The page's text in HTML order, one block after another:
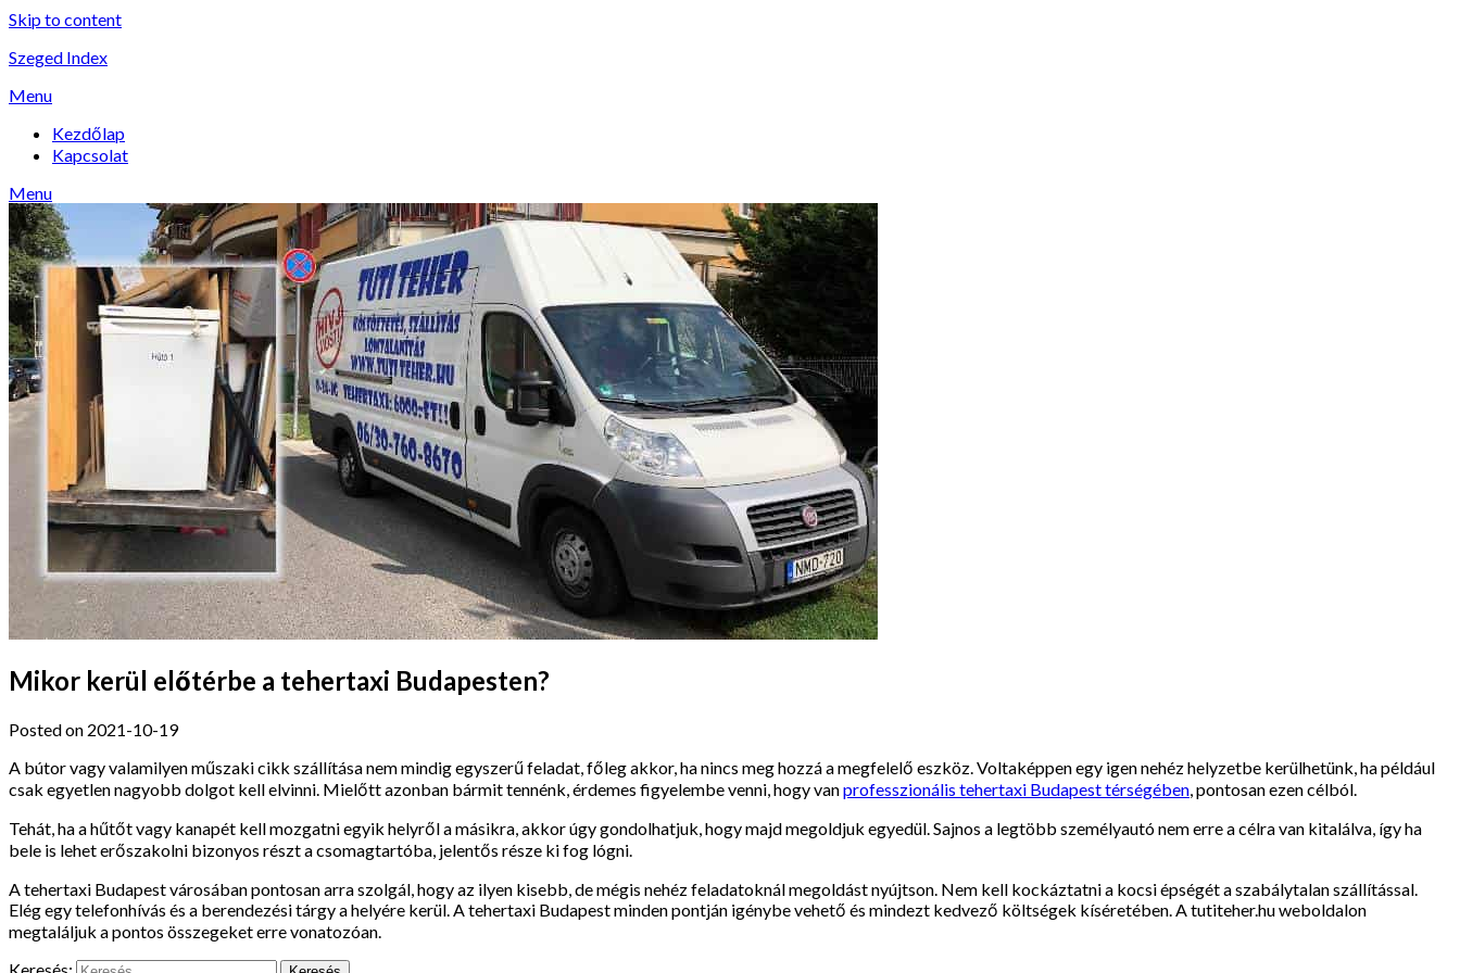
Skip to content
Szeged Index
Menu
Kezdőlap
Kapcsolat
Menu
Mikor kerül előtérbe a tehertaxi Budapesten?
Posted on 2021-10-19
A bútor vagy valamilyen műszaki cikk szállítása nem mindig egyszerű feladat, főleg akkor, ha nincs meg hozzá a megfelelő eszköz. Voltaképpen egy igen nehéz helyzetbe kerülhetünk, ha például
csak egyetlen nagyobb dolgot kell elvinni. Mielőtt azonban bármit tennénk, érdemes figyelembe venni, hogy vanprofesszionális tehertaxi Budapest térségében, pontosan ezen célból.
Tehát, ha a hűtőt vagy kanapét kell mozgatni egyik helyről a másikra, akkor úgy gondolhatjuk, hogy majd megoldjuk egyedül. Sajnos a legtöbb személyautó nem erre a célra van kitalálva, így ha
bele is lehet erőszakolni bizonyos részt a csomagtartóba, jelentős része ki fog lógni.
A tehertaxi Budapest városában pontosan arra szolgál, hogy az ilyen kisebb, de mégis nehéz feladatoknál megoldást nyújtson. Nem kell kockáztatni a kocsi épségét a szabálytalan szállítással.
Elég egy telefonhívás és a berendezési tárgy a helyére kerül. A tehertaxi Budapest minden pontján igénybe vehető és mindezt kedvező költségek kíséretében. A tutiteher.hu weboldalon
megtaláljuk a pontos összegeket erre vonatozóan.